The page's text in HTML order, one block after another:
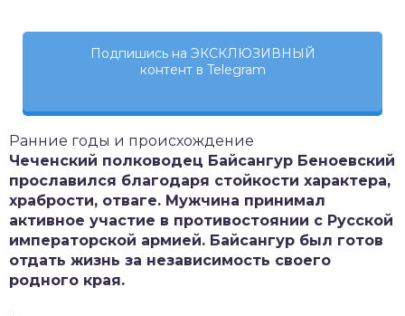
Подпишись на ЭКСКЛЮЗИВНЫЙ
контент в Telegram
Ранние годы и происхождение
Чеченский полководец Байсангур Беноевский
прославился благодаря стойкости характера,
храбрости, отваге. Мужчина принимал
активное участие в противостоянии с Русской
императорской армией. Байсангур был готов
отдать жизнь за независимость своего
родного края.